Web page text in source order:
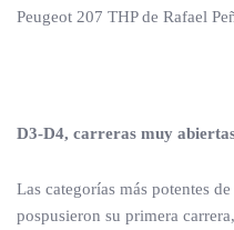
Peugeot 207 THP de Rafael
D3-D4, carreras muy
Las categorías más potentes
pospusieron su primera